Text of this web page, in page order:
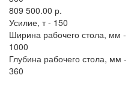
809 500.00 р.
Усилие, т - 150
Ширина рабочего стола, мм -
1000
Глубина рабочего стола, мм -
360